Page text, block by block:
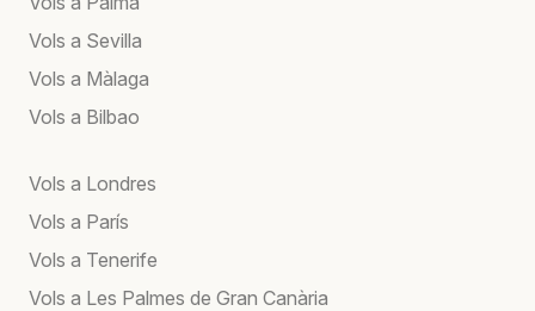
Vols a Sevilla
Vols a Màlaga
Vols a Bilbao
Vols a Londres
Vols a París
Vols a Tenerife
Vols a Les Palmes de Gran Canària